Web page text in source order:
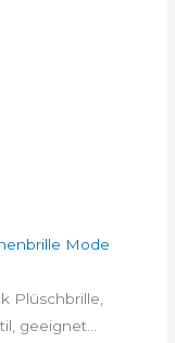
Mode
Plüschbrille,
geeignet...